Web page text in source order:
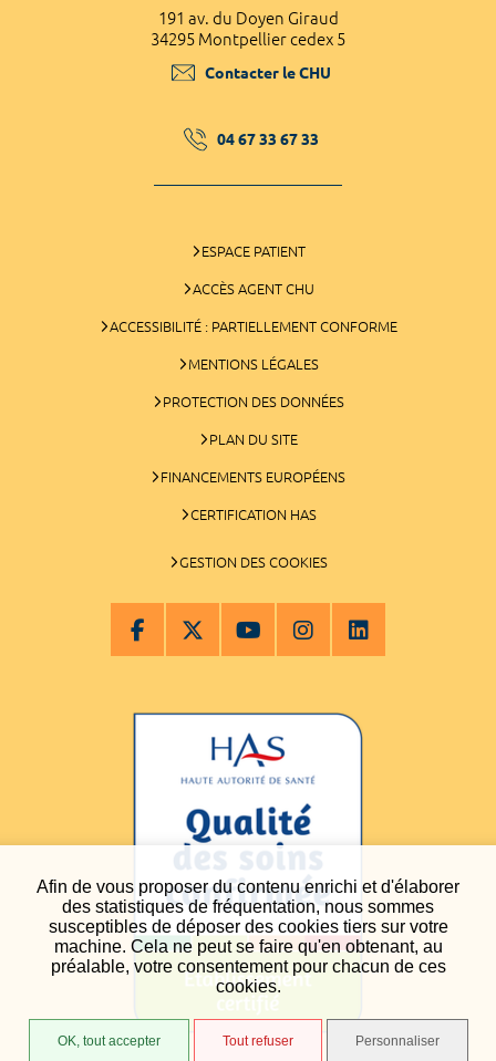
Afin de vous proposer du contenu enrichi et d'élaborer
des statistiques de fréquentation, nous sommes
susceptibles de déposer des cookies tiers sur votre
machine. Cela ne peut se faire qu'en obtenant, au
préalable, votre consentement pour chacun de ces
cookies.
OK, tout accepter Tout refuser Personnaliser
191 av. du Doyen Giraud
34295 Montpellier cedex 5
Contacter le CHU
04 67 33 67 33
ESPACE PATIENT
ACCÈS AGENT CHU
ACCESSIBILITÉ : PARTIELLEMENT CONFORME
MENTIONS LÉGALES
PROTECTION DES DONNÉES
PLAN DU SITE
FINANCEMENTS EUROPÉENS
CERTIFICATION HAS
GESTION DES COOKIES